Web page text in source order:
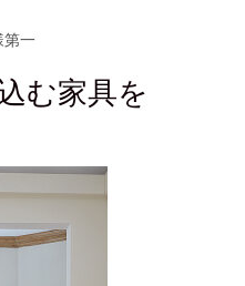
第一
む家具を